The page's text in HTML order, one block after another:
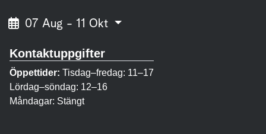
07 Aug - 11 Okt
Kontaktuppgifter
Öppettider: Tisdag–fredag: 11–17
Lördag–söndag: 12–16
Måndagar: Stängt